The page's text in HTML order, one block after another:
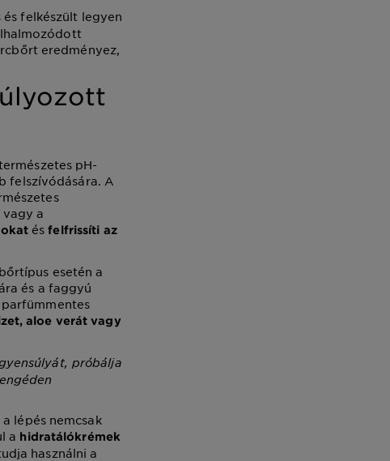
felkészült legyen
eredményez,
pH-
felszívódására. A
a
ésfelfrissíti az
esetén a
és a faggyú
aloe verát vagy
próbálja
lépés nemcsak
a hidratálókrémek
használni a